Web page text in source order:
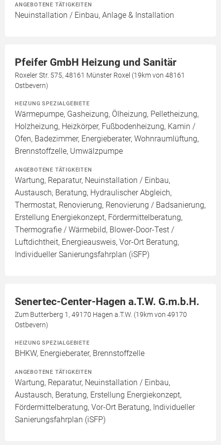
ANGEBOTENE TÄTIGKEITEN
Neuinstallation / Einbau, Anlage & Installation
Pfeifer GmbH Heizung und Sanitär
Roxeler Str. 575, 48161 Münster Roxel (19km von 48161
Ostbevern)
HEIZUNG SPEZIALGEBIETE
Wärmepumpe, Gasheizung, Ölheizung, Pelletheizung,
Holzheizung, Heizkörper, Fußbodenheizung, Kamin /
Ofen, Badezimmer, Energieberater, Wohnraumlüftung,
Brennstoffzelle, Umwälzpumpe
ANGEBOTENE TÄTIGKEITEN
Wartung, Reparatur, Neuinstallation / Einbau,
Austausch, Beratung, Hydraulischer Abgleich,
Thermostat, Renovierung, Renovierung / Badsanierung,
Erstellung Energiekonzept, Fördermittelberatung,
Thermografie / Wärmebild, Blower-Door-Test /
Luftdichtheit, Energieausweis, Vor-Ort Beratung,
Individueller Sanierungsfahrplan (iSFP)
Senertec-Center-Hagen a.T.W. G.m.b.H.
Zum Butterberg 1, 49170 Hagen a.T.W. (19km von 49170
Ostbevern)
HEIZUNG SPEZIALGEBIETE
BHKW, Energieberater, Brennstoffzelle
ANGEBOTENE TÄTIGKEITEN
Wartung, Reparatur, Neuinstallation / Einbau,
Austausch, Beratung, Erstellung Energiekonzept,
Fördermittelberatung, Vor-Ort Beratung, Individueller
Sanierungsfahrplan (iSFP)